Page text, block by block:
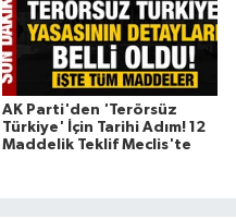
AK Parti'den 'Terörsüz
Türkiye' İçin Tarihi Adım! 12
Maddelik Teklif Meclis'te